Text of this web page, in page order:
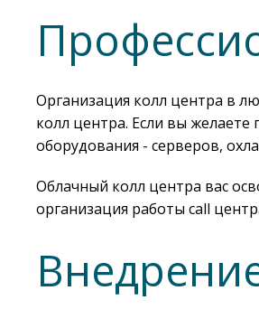
Организация колл центра в
колл центра. Если вы желаете
оборудования - серверов,
Облачный колл центра вас
организация работы call